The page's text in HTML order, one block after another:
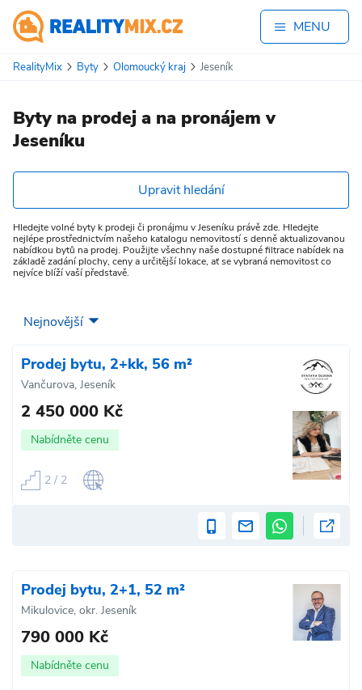
MENU
RealityMix Byty Olomoucký kraj Jeseník
Byty na prodej a na pronájem v
Jeseníku
Upravit hledání
Hledejte volné byty k prodeji či pronájmu v Jeseníku právě zde. Hledejte
nejlépe prostřednictvím našeho katalogu nemovitostí s denně aktualizovanou
nabídkou bytů na prodej. Použijte všechny naše dostupné filtrace nabídek na
základě zadání plochy, ceny a určitější lokace, ať se vybraná nemovitost co
nejvíce blíží vaší představě.
Prodej bytu, 2+kk, 56 m²
Vančurova, Jeseník
2 450 000 Kč
Nabídněte cenu
2 / 2
Prodej bytu, 2+1, 52 m²
Mikulovice, okr. Jeseník
790 000 Kč
Nabídněte cenu